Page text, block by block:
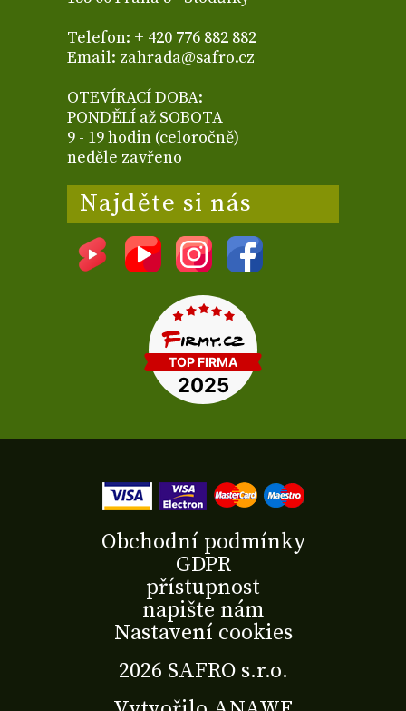
Telefon: + 420 776 882 882
Email: zahrada@safro.cz
OTEVÍRACÍ DOBA:
PONDĚLÍ až SOBOTA
9 - 19 hodin (celoročně)
neděle zavřeno
Najděte si nás
2026 SAFRO s.r.o.
Obchodní podmínky
GDPR
přístupnost
napište nám
Nastavení cookies